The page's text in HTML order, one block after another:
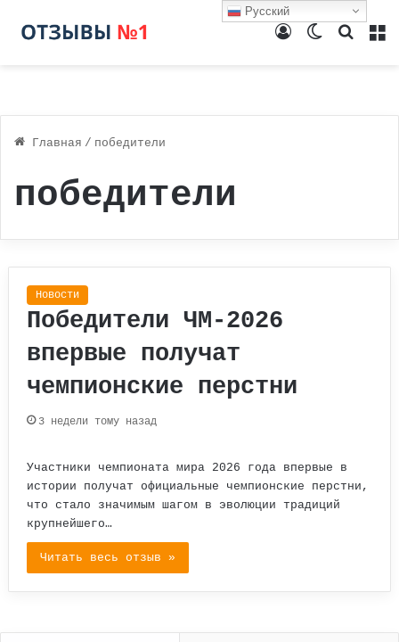
Поиск
Switch
Войти
Главная / победители
победители
Новости
Победители ЧМ-2026
впервые получат
чемпионские перстни
3 недели тому назад
Участники чемпионата мира 2026 года впервые в
истории получат официальные чемпионские перстни,
что стало значимым шагом в эволюции традиций
крупнейшего…
Читать весь отзыв »
Русский